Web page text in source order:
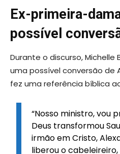
Ex-primeira-
possível
Durante o discurso, Michelle
uma possível conversão de
fez uma referência bíblica
“Nosso ministro, vou
Deus transformou
irmão em Cristo,
liberou o